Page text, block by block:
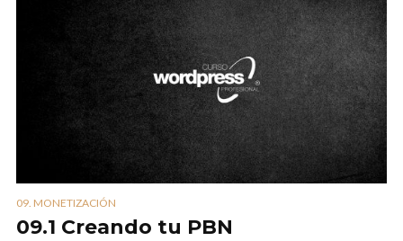
09. MONETIZACIÓN
09.1 Creando tu PBN